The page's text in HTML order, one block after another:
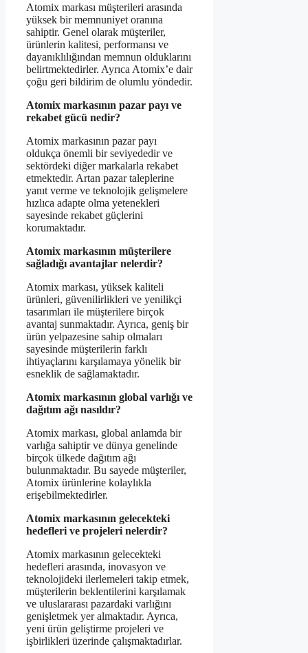
Atomix markası müşterileri arasında
yüksek bir memnuniyet oranına
sahiptir. Genel olarak müşteriler,
ürünlerin kalitesi, performansı ve
dayanıklılığından memnun olduklarını
belirtmektedirler. Ayrıca Atomix’e dair
çoğu geri bildirim de olumlu yöndedir.
Atomix markasının pazar payı ve
rekabet gücü nedir?
Atomix markasının pazar payı
oldukça önemli bir seviyededir ve
sektördeki diğer markalarla rekabet
etmektedir. Artan pazar taleplerine
yanıt verme ve teknolojik gelişmelere
hızlıca adapte olma yetenekleri
sayesinde rekabet güçlerini
korumaktadır.
Atomix markasının müşterilere
sağladığı avantajlar nelerdir?
Atomix markası, yüksek kaliteli
ürünleri, güvenilirlikleri ve yenilikçi
tasarımları ile müşterilere birçok
avantaj sunmaktadır. Ayrıca, geniş bir
ürün yelpazesine sahip olmaları
sayesinde müşterilerin farklı
ihtiyaçlarını karşılamaya yönelik bir
esneklik de sağlamaktadır.
Atomix markasının global varlığı ve
dağıtım ağı nasıldır?
Atomix markası, global anlamda bir
varlığa sahiptir ve dünya genelinde
birçok ülkede dağıtım ağı
bulunmaktadır. Bu sayede müşteriler,
Atomix ürünlerine kolaylıkla
erişebilmektedirler.
Atomix markasının gelecekteki
hedefleri ve projeleri nelerdir?
Atomix markasının gelecekteki
hedefleri arasında, inovasyon ve
teknolojideki ilerlemeleri takip etmek,
müşterilerin beklentilerini karşılamak
ve uluslararası pazardaki varlığını
genişletmek yer almaktadır. Ayrıca,
yeni ürün geliştirme projeleri ve
işbirlikleri üzerinde çalışmaktadırlar.